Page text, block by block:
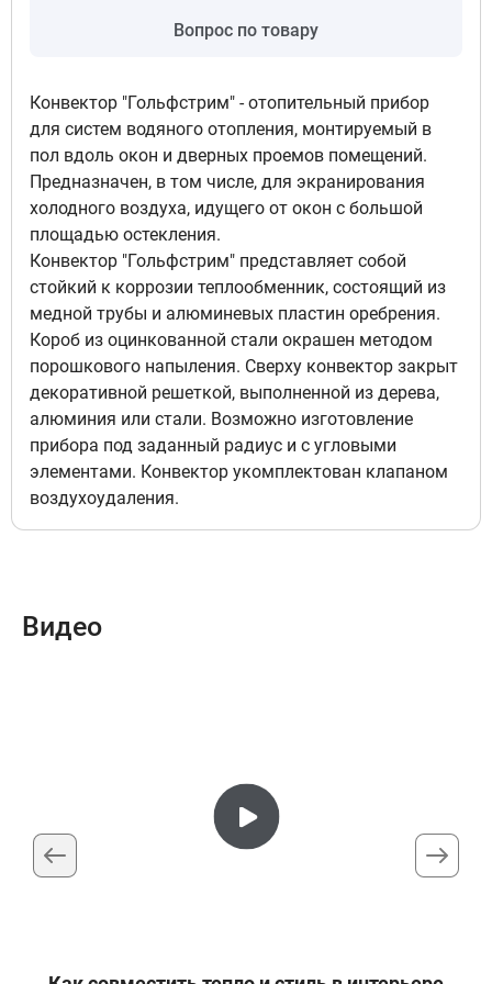
5
бронза
30 533 руб
Доступно под заказ
6
Подключение левый, Цвет
решетка полимерная с текстурой -
бук классический
36 675 руб
Доступно под заказ
Подключение левый, Цвет
решетка полимерная с текстурой
-сосна светлая
Доступно под заказ
Вопрос по товару
Конвектор "Гольфстрим" - отопительный прибор
для систем водяного отопления, монтируемый в
пол вдоль окон и дверных проемов помещений.
Предназначен, в том числе, для экранирования
холодного воздуха, идущего от окон с большой
площадью остекления.
Конвектор "Гольфстрим" представляет собой
стойкий к коррозии теплообменник, состоящий из
медной трубы и алюминевых пластин оребрения.
Короб из оцинкованной стали окрашен методом
порошкового напыления. Сверху конвектор закрыт
декоративной решеткой, выполненной из дерева,
алюминия или стали. Возможно изготовление
прибора под заданный радиус и с угловыми
элементами. Конвектор укомплектован клапаном
воздухоудаления.
Видео